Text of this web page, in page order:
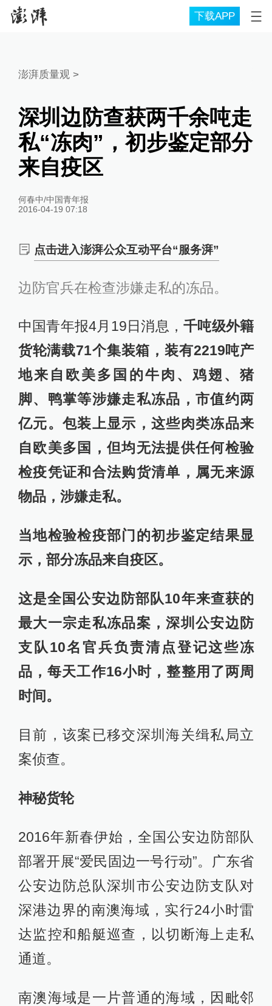
下载APP
澎湃质量观>
深圳边防查获两千余吨走
私“冻肉”，初步鉴定部分
来自疫区
何春中/中国青年报
2016-04-19 07:18
点击进入澎湃公众互动平台“服务湃”
边防官兵在检查涉嫌走私的冻品。
中国青年报4月19日消息，千吨级外籍
货轮满载71个集装箱，装有2219吨产
地来自欧美多国的牛肉、鸡翅、猪
脚、鸭掌等涉嫌走私冻品，市值约两
亿元。包装上显示，这些肉类冻品来
自欧美多国，但均无法提供任何检验
检疫凭证和合法购货清单，属无来源
物品，涉嫌走私。
当地检验检疫部门的初步鉴定结果显
示，部分冻品来自疫区。
这是全国公安边防部队10年来查获的
最大一宗走私冻品案，深圳公安边防
支队10名官兵负责清点登记这些冻
品，每天工作16小时，整整用了两周
时间。
目前，该案已移交深圳海关缉私局立
案侦查。
神秘货轮
2016年新春伊始，全国公安边防部队
部署开展“爱民固边一号行动”。广东省
公安边防总队深圳市公安边防支队对
深港边界的南澳海域，实行24小时雷
达监控和船艇巡查，以切断海上走私
通道。
南澳海域是一片普通的海域，因毗邻